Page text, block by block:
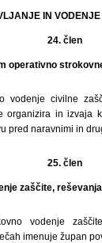
IN
24. člen
operativno
vodenje civilne
organizira in izvaja
pred naravnimi in
25. člen
zaščite,
vodenje
imenuje župan